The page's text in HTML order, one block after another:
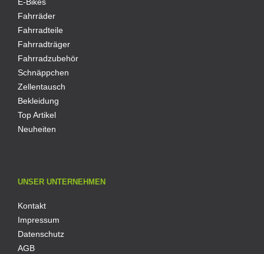
Fahrräder
Fahrradteile
Fahrradträger
Fahrradzubehör
Schnäppchen
Zellentausch
Bekleidung
Top Artikel
Neuheiten
UNSER UNTERNEHMEN
Kontakt
Impressum
Datenschutz
AGB